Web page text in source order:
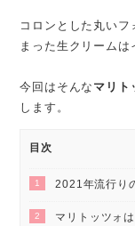
コロンとした丸い
まった生クリームは
今回はそんな マリト
します。
目次
1 2021年流行り
2 マリトッツォ